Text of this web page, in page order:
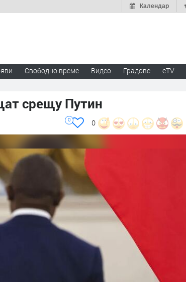
Календар
Свободно време Видео Градове eTV
срещу Путин
0
0